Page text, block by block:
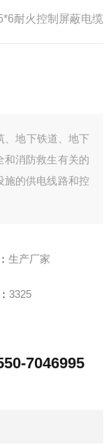
耐火控制屏蔽电缆
、地下铁道、地下
和消防救生有关的
施的供电线路和控
生产厂家
3325
7046995